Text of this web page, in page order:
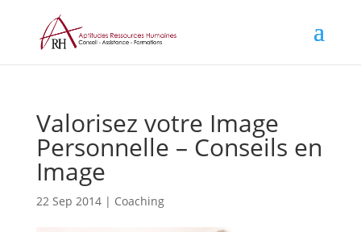
Valorisez votre Image
Personnelle – Conseils en
Image
22 Sep 2014| Coaching